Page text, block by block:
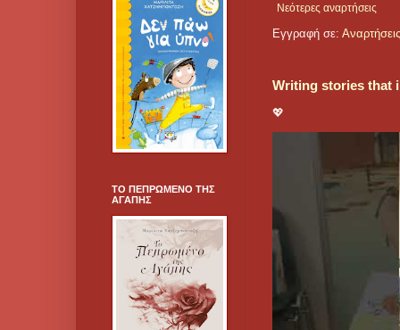
Νεότερες αναρτήσεις
Εγγραφή σε:
Writing stories that
💖
ΤΟ ΠΕΠΡΩΜΕΝΟ ΤΗΣ
ΑΓΑΠΗΣ